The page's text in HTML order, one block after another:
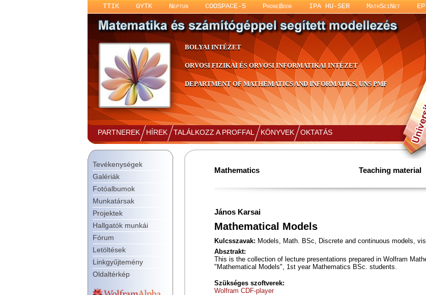
TTIK GYTK Neptun COOSPACE-5 PhoneBook IPA HU-SER MathSciNet
BOLYAI INTÉZET
ORVOSI FIZIKAI ÉS ORVOSI INFORMATIKAI INTÉZET
DEPARTMENT OF MATHEMATICS AND INFORMATICS, UNS PMF
PARTNEREK HÍREK TALÁLKOZZ A PROFFAL KÖNYVEK OKTATÁS
Tevékenységek
Galériák
Fotóalbumok
Munkatársak
Projektek
Hallgatók munkái
Fórum
Letöltések
Linkgyűjtemény
Oldaltérkép
Mathematics Teaching material
János Karsai
Mathematical Models
Kulcsszavak: Models, Math. BSc, Discrete and continuous models,
Absztrakt:
This is the collection of lecture presentations prepared in Wolfram
"Mathematical Models", 1st year Mathematics BSc. students.
Szükséges szoftverek:
Wolfram CDF-player